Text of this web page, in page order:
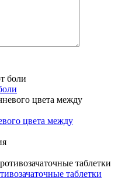
цвета между
таблетки